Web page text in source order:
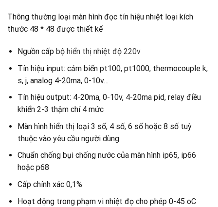
Thông thường loại màn hình đọc tín hiệu nhiệt loại kích
thước 48 * 48 được thiết kế
Nguồn cấp bộ hiển thị nhiệt độ 220v
Tín hiệu input: cảm biến pt100, pt1000, thermocouple k,
s, j, analog 4-20ma, 0-10v…
Tín hiệu output: 4-20ma, 0-10v, 4-20ma pid, relay điều
khiển 2-3 thậm chí 4 mức
Màn hình hiển thị loại 3 số, 4 số, 6 số hoặc 8 số tuỳ
thuộc vào yêu cầu người dùng
Chuẩn chống bụi chống nước của màn hình ip65, ip66
hoặc p68
Cấp chính xác 0,1%
Hoạt động trong phạm vi nhiệt đọ cho phép 0-45 oC